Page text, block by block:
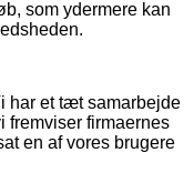
som ydermere kan
har et tæt samarbejde
fremviser firmaernes
en af vores brugere